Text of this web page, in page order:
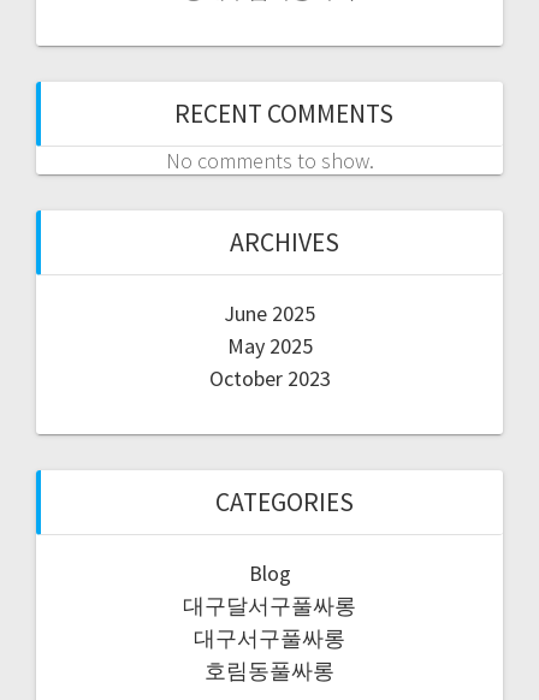
RECENT COMMENTS
No comments to show.
ARCHIVES
June 2025
May 2025
October 2023
CATEGORIES
Blog
대구달서구풀싸롱
대구서구풀싸롱
호림동풀싸롱